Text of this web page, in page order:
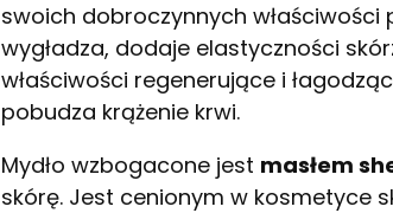
swoich dobroczynnych właściwości
wygładza, dodaje elastyczności
właściwości regenerujące i
pobudza krążenie krwi.
Mydło wzbogacone jest masłem
skórę. Jest cenionym w kosmetyce